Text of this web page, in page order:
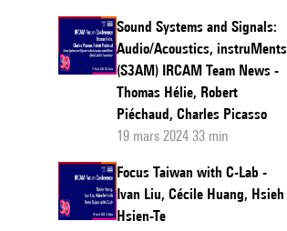
Sound Systems and Signals:
Audio/Acoustics, instruMents
(S3AM) IRCAM Team News -
Thomas Hélie, Robert
Piéchaud, Charles Picasso
19 mars 2024 33 min
Focus Taiwan with C-Lab -
Ivan Liu, Cécile Huang, Hsieh
Hsien-Te